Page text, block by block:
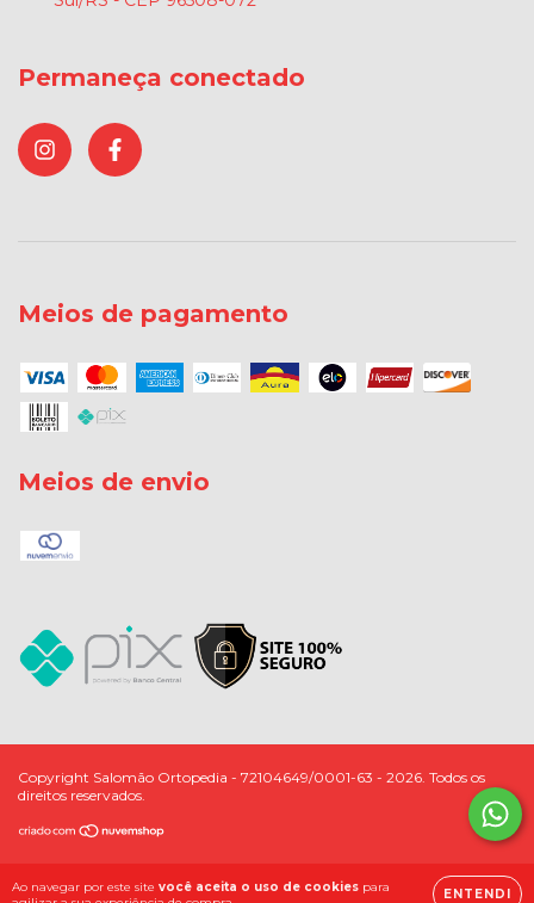
Ao navegar por este site você aceita o uso de cookies para
ENTENDI
Permaneça conectado
Meios de pagamento
Meios de envio
Copyright Salomão Ortopedia - 72104649/0001-63 - 2026. Todos os
direitos reservados.